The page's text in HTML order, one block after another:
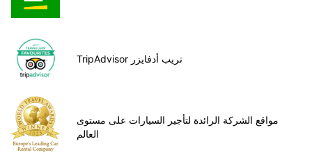
TripAdvisor تريب أدفايزر
مواقع الشركة الرائدة لتأجير السيارات على مستوى
العالم